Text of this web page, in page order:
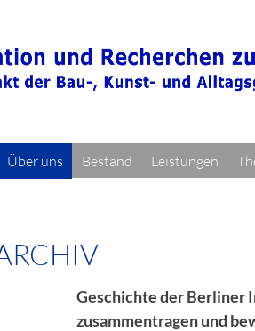
Über uns Bestand Leistungen
Geschichte der Berliner
zusammentragen und